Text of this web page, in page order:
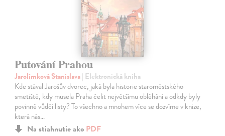
Putování Prahou
Jarolímková Stanislava| Elektronická kniha
Kde stával Jarošův dvorec, jaká byla historie staroměstského
smetiště, kdy musela Praha čelit největšímu obléhání a odkdy byly
povinné vůdčí listy? To všechno a mnohem více se dozvíme v knize,
která nás…
Na stiahnutie ako PDF